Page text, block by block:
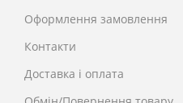
Оформлення замовлення
Контакти
Доставка і оплата